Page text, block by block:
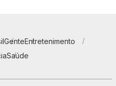
GenteEntretenimento
Saúde